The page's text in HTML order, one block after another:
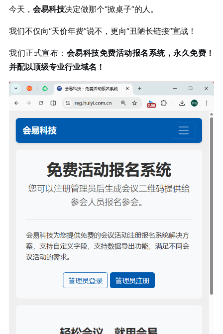
今天， 会易科技决定做那个“掀桌子”的人。
我们不仅向“天价年费”说不，更向“丑陋长链接”宣战！
我们正式宣布： 会易科技免费活动报名系统，永久免费！
并配以顶级专业行业域名！